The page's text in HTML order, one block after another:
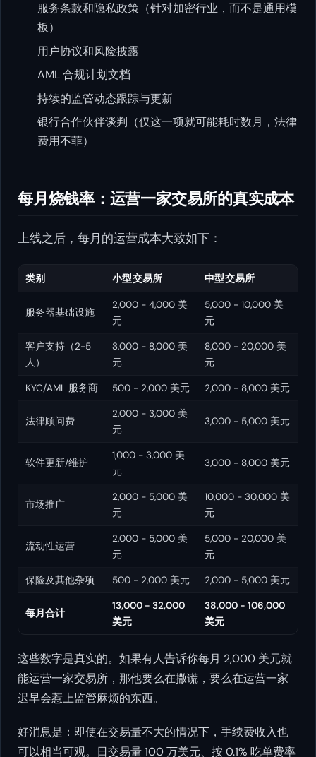
服务条款和隐私政策（针对加密行业，而不是通用模
板）
用户协议和风险披露
AML 合规计划文档
持续的监管动态跟踪与更新
银行合作伙伴谈判（仅这一项就可能耗时数月，法律
费用不菲）
每月烧钱率：运营一家交易所的真实成本
上线之后，每月的运营成本大致如下：
类别 小型交易所 中型交易所
服务器基础设施
2,000 - 4,000 美
元
5,000 - 10,000 美
元
客户支持（2-5
人）
3,000 - 8,000 美
元
8,000 - 20,000 美
元
KYC/AML 服务商 500 - 2,000 美元 2,000 - 8,000 美元
法律顾问费
2,000 - 3,000 美
元
3,000 - 5,000 美元
软件更新/维护
1,000 - 3,000 美
元
3,000 - 8,000 美元
市场推广
2,000 - 5,000 美
元
10,000 - 30,000 美
元
流动性运营
2,000 - 5,000 美
元
5,000 - 20,000 美
元
保险及其他杂项 500 - 2,000 美元 2,000 - 5,000 美元
每月合计
13,000 - 32,000
美元
38,000 - 106,000
美元
这些数字是真实的。如果有人告诉你每月 2,000 美元就
能运营一家交易所，那他要么在撒谎，要么在运营一家
迟早会惹上监管麻烦的东西。
好消息是：即使在交易量不大的情况下，手续费收入也
可以相当可观。日交易量 100 万美元、按 0.1% 吃单费率